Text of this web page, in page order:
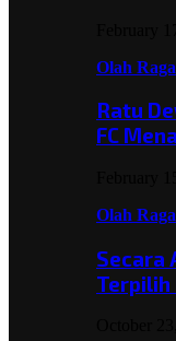
Olah Raga
Ratu
FC
Olah Raga
Secara
Terpilih